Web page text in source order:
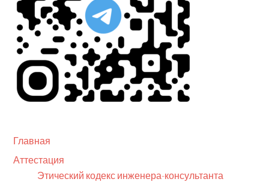
Главная
Аттестация
Этический кодекс инженера-консультанта